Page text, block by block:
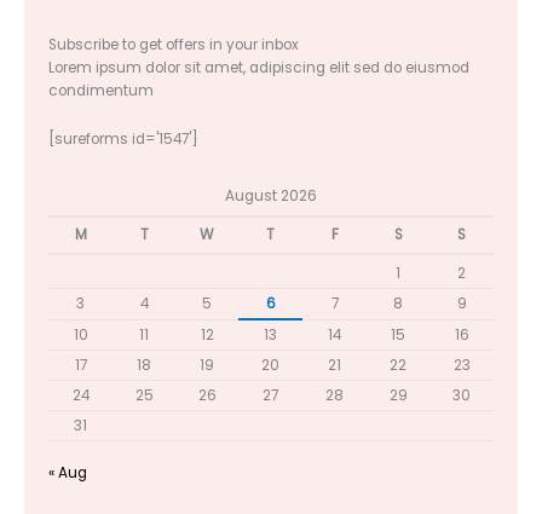
Subscribe to get offers in your inbox
Lorem ipsum dolor sit amet, adipiscing elit sed do eiusmod
condimentum
[sureforms id='1547']
August 2026
M
T W T F S
S
1
2
3
4 5 6 7 8
9
10
11 12 13 14 15
16
17
18 19 20 21 22
23
24
25 26 27 28 29
30
31
« Aug